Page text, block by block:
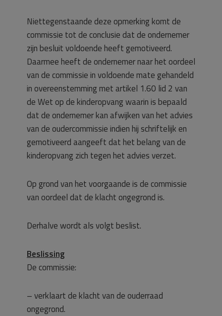
Niettegenstaande deze opmerking komt de
commissie tot de conclusie dat de ondernemer
zijn besluit voldoende heeft gemotiveerd.
Daarmee heeft de ondernemer naar het oordeel
van de commissie in voldoende mate gehandeld
in overeenstemming met artikel 1.60 lid 2 van
de Wet op de kinderopvang waarin is bepaald
dat de ondernemer kan afwijken van het advies
van de oudercommissie indien hij schriftelijk en
gemotiveerd aangeeft dat het belang van de
kinderopvang zich tegen het advies verzet.
Op grond van het voorgaande is de commissie
van oordeel dat de klacht ongegrond is.
Derhalve wordt als volgt beslist.
Beslissing
De commissie:
– verklaart de klacht van de ouderraad
ongegrond.